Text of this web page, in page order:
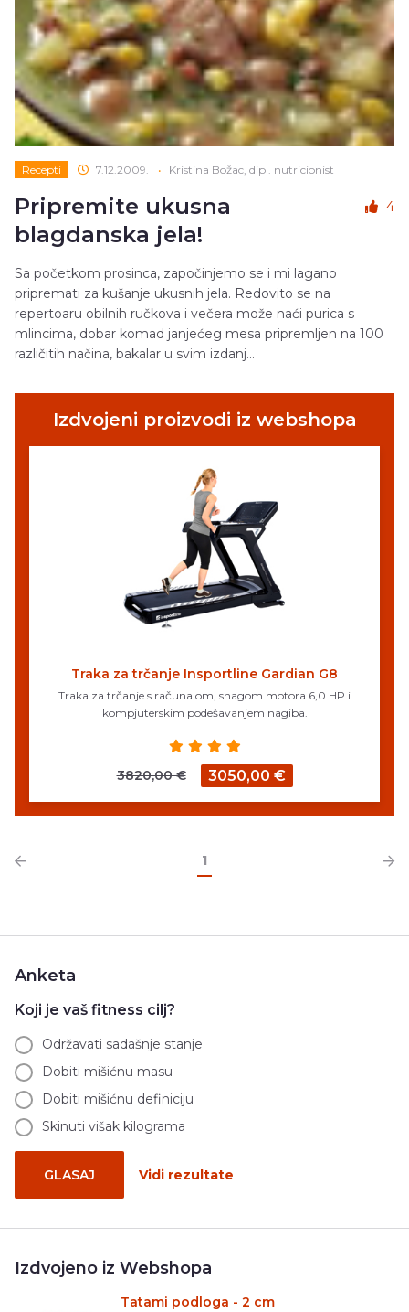
Recepti 7.12.2009. • Kristina Božac, dipl. nutricionist
Pripremite ukusna
blagdanska jela!
4
Sa početkom prosinca, započinjemo se i mi lagano
pripremati za kušanje ukusnih jela. Redovito se na
repertoaru obilnih ručkova i večera može naći purica s
mlincima, dobar komad janjećeg mesa pripremljen na 100
različitih načina, bakalar u svim izdanj...
Izdvojeni proizvodi iz webshopa
Traka za trčanje Insportline Gardian G8
Traka za trčanje s računalom, snagom motora 6,0 HP i
kompjuterskim podešavanjem nagiba.
3820,00 € 3050,00 €
1
Anketa
Koji je vaš fitness cilj?
Održavati sadašnje stanje
Dobiti mišićnu masu
Dobiti mišićnu definiciju
Skinuti višak kilograma
GLASAJ Vidi rezultate
Izdvojeno iz Webshopa
Tatami podloga - 2 cm